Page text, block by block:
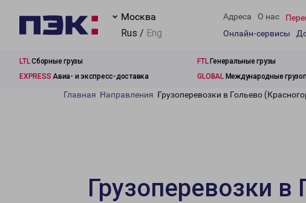
Москва
Rus / Eng
Адреса О нас
Онлайн-сервисы
LTLСборные грузы FTLГенеральные грузы
EXPRESS Авиа- и экспресс-доставка GLOBALМеждународные
Главная Направления Грузоперевозки в Гольево
Грузоперевозки в